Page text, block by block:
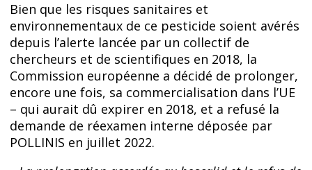
Bien que les risques sanitaires et
environnementaux de ce pesticide soient avérés
depuis l’alerte lancée par un collectif de
chercheurs et de scientifiques en 2018, la
Commission européenne a décidé de prolonger,
encore une fois, sa commercialisation dans l’UE
– qui aurait dû expirer en 2018, et a refusé la
demande de réexamen interne déposée par
POLLINIS en juillet 2022.